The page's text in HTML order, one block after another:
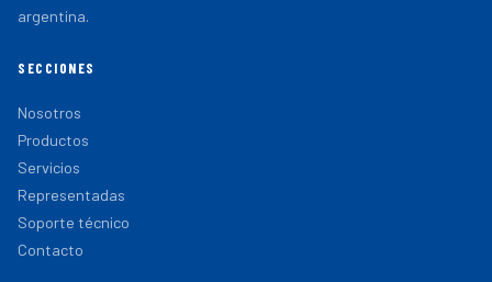
argentina.
SECCIONES
Nosotros
Productos
Servicios
Representadas
Soporte técnico
Contacto